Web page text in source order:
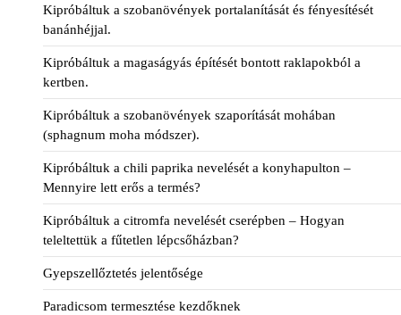
Kipróbáltuk a szobanövények portalanítását és fényesítését
banánhéjjal.
Kipróbáltuk a magaságyás építését bontott raklapokból a
kertben.
Kipróbáltuk a szobanövények szaporítását mohában
(sphagnum moha módszer).
Kipróbáltuk a chili paprika nevelését a konyhapulton –
Mennyire lett erős a termés?
Kipróbáltuk a citromfa nevelését cserépben – Hogyan
teleltettük a fűtetlen lépcsőházban?
Gyepszellőztetés jelentősége
Paradicsom termesztése kezdőknek